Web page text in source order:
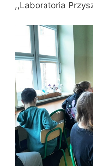
,,Laboratoria